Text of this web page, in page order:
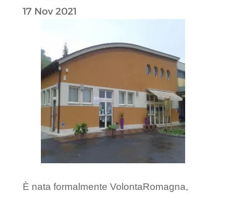
17 Nov 2021
È nata formalmente VolontaRomagna,